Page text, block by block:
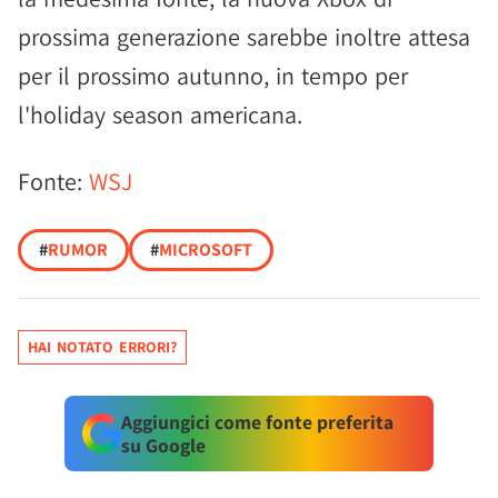
prossima generazione sarebbe inoltre attesa
per il prossimo autunno, in tempo per
l'holiday season americana.
Fonte: WSJ
#RUMOR #MICROSOFT
HAI NOTATO ERRORI?
Aggiungici come fonte preferita
su Google